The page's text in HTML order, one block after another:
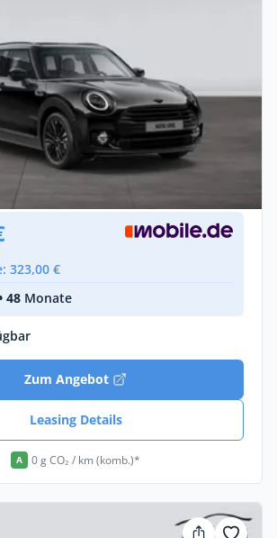
• 102 PS (75 kW)
km)
323,00 €
48 Monate
Zum Angebot
Leasing Details
A 0 g CO₂ / km (komb.)*